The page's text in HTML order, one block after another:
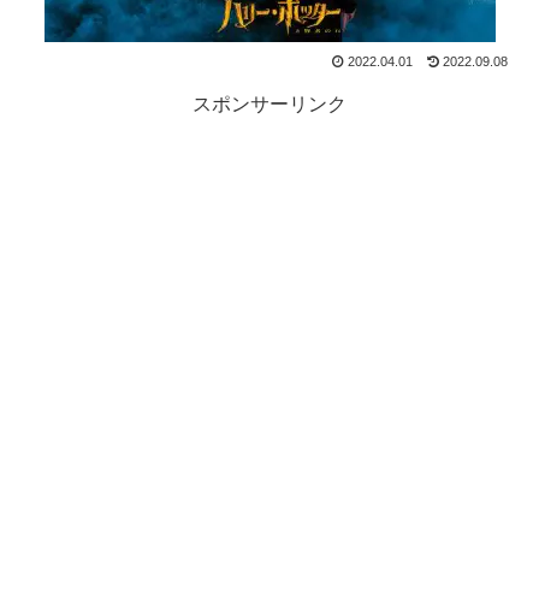
2022.04.01 2022.09.08
スポンサーリンク